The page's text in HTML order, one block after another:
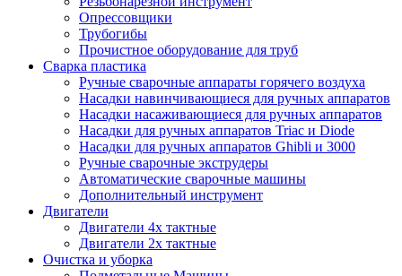
Опрессовщики
Трубогибы
Прочистное оборудование для труб
Сварка пластика
Ручные сварочные аппараты горячего воздуха
Насадки навинчивающиеся для ручных аппаратов
Насадки насаживающиеся для ручных аппаратов
Насадки для ручных аппаратов Triac и Diode
Насадки для ручных аппаратов Ghibli и 3000
Ручные сварочные экструдеры
Автоматические сварочные машины
Дополнительный инструмент
Двигатели
Двигатели 4х тактные
Двигатели 2х тактные
Очистка и уборка